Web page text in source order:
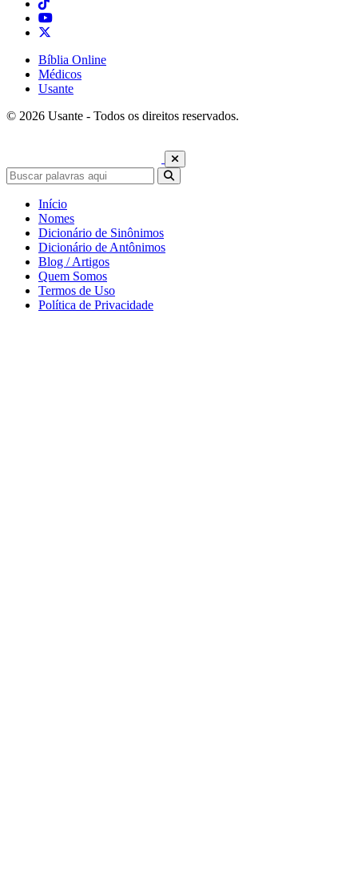
Bíblia Online
Médicos
Usante
© 2026 Usante - Todos os direitos reservados.
Início
Nomes
Dicionário de Sinônimos
Dicionário de Antônimos
Blog / Artigos
Quem Somos
Termos de Uso
Política de Privacidade